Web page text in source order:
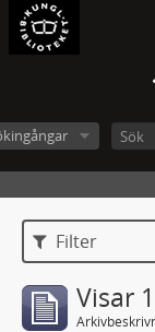
Filter
Visar